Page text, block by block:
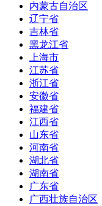
内蒙古自治区
辽宁省
吉林省
黑龙江省
上海市
江苏省
浙江省
安徽省
福建省
江西省
山东省
河南省
湖北省
湖南省
广东省
广西壮族自治区